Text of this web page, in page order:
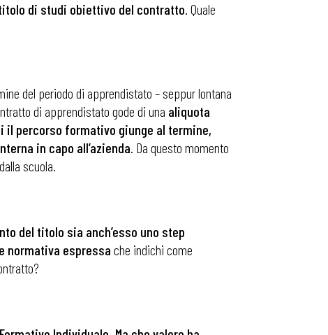
di studi obiettivo del contratto. Quale
del periodo di apprendistato – seppur lontana
di apprendistato gode di una aliquota
il percorso formativo giunge al termine,
in capo all’azienda. Da questo momento
scuola.
del titolo sia anch’esso uno step
normativa espressa che indichi come